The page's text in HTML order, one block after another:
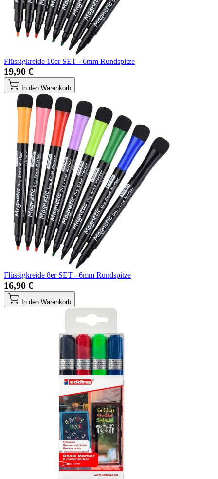
Flüssigkreide 10er SET - 6mm Rundspitze
19,90 €
In den Warenkorb
Flüssigkreide 8er SET - 6mm Rundspitze
16,90 €
In den Warenkorb